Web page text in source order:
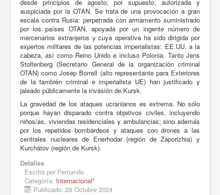
desde principios de agosto; por supuesto, autorizada y
auspiciada por la OTAN. Se trata de una provocación a gran
escala contra Rusia: perpetrada con armamento suministrado
por los países OTAN, apoyada por un ingente número de
mercenarios extranjeros y cuya operativa ha sido dirigida por
expertos militares de las potencias imperialistas: EE.UU. a la
cabeza, así como Reino Unido e incluso Polonia. Tanto Jens
Stoltenberg (Secretario General de la organización criminal
OTAN) como Josep Borrell (alto representante para Exteriores
de la también criminal e imperialista UE) han justificado y
jaleado públicamente la invasión de Kursk.
La gravedad de los ataques ucranianos es extrema. No sólo
porque hayan disparado contra objetivos civiles, incluyendo
niños/as, viviendas residenciales y ambulancias; sino además
por los repetidos bombardeos y ataques con drones a las
centrales nucleares de Enerhodar (región de Zaporizhia) y
Kurchátov (región de Kursk).
Detalles
Escrito por Fernando
Categoría: Internacional*
Publicado: 29 Octubre 2024